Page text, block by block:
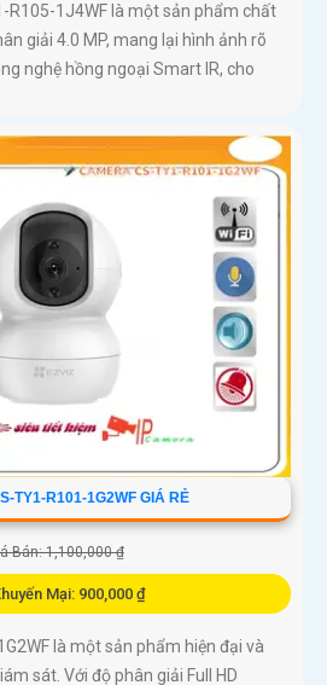
R105-1J4WF là một sản phẩm chất
giải 4.0 MP, mang lại hình ảnh rõ
nghệ hồng ngoại Smart IR, cho
TY1-R101-1G2WF GIÁ RẺ
Bán: 1,100,000 ₫
Mại: 900,000 ₫
là một sản phẩm hiện đại và
sát. Với độ phân giải Full HD